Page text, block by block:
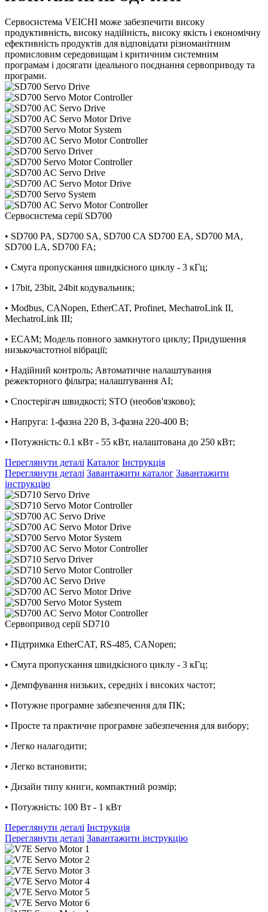
Сервосистема VEICHI може забезпечити високу
продуктивність, високу надійність, високу якість і економічну
ефективність продуктів для відповідати різноманітним
промисловим середовищам і критичним системним
програмам і досягати ідеального поєднання сервоприводу та
програми.
Сервосистема серії SD700
• SD700 PA, SD700 SA, SD700 CA SD700 EA, SD700 MA,
SD700 LA, SD700 FA;
• Смуга пропускання швидкісного циклу - 3 кГц;
• 17bit, 23bit, 24bit кодувальник;
• Modbus, CANopen, EtherCAT, Profinet, MechatroLink II,
MechatroLink III;
• ECAM; Модель повного замкнутого циклу; Придушення
низькочастотної вібрації;
• Надійний контроль; Автоматичне налаштування
режекторного фільтра; налаштування AI;
• Спостерігач швидкості; STO (необов'язково);
• Напруга: 1-фазна 220 В, 3-фазна 220-400 В;
• Потужність: 0.1 кВт - 55 кВт, налаштована до 250 кВт;
Переглянути деталі Каталог Інструкція
Переглянути деталі Завантажити каталог Завантажити
інструкцію
Сервопривод серії SD710
• Підтримка EtherCAT, RS-485, CANopen;
• Смуга пропускання швидкісного циклу - 3 кГц;
• Демпфування низьких, середніх і високих частот;
• Потужне програмне забезпечення для ПК;
• Просте та практичне програмне забезпечення для вибору;
• Легко налагодити;
• Легко встановити;
• Дизайн типу книги, компактний розмір;
• Потужність: 100 Вт - 1 кВт
Переглянути деталі Інструкція
Переглянути деталі Завантажити інструкцію